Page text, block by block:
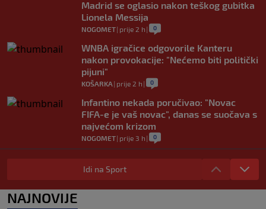
Madrid se oglasio nakon teškog gubitka
Lionela Messija
NOGOMET| prije 2 h | 0
WNBA igračice odgovorile Kanteru
nakon provokacije: "Nećemo biti politički
pijuni"
KOŠARKA | prije 2 h | 0
Infantino nekada poručivao: "Novac
FIFA-e je vaš novac", danas se suočava s
najvećom krizom
NOGOMET| prije 3 h | 0
Enes Kanter Freedom želi na WNBA
draft: Neobičnim potezom pokušava
0
Idi na Sport
NAJNOVIJE